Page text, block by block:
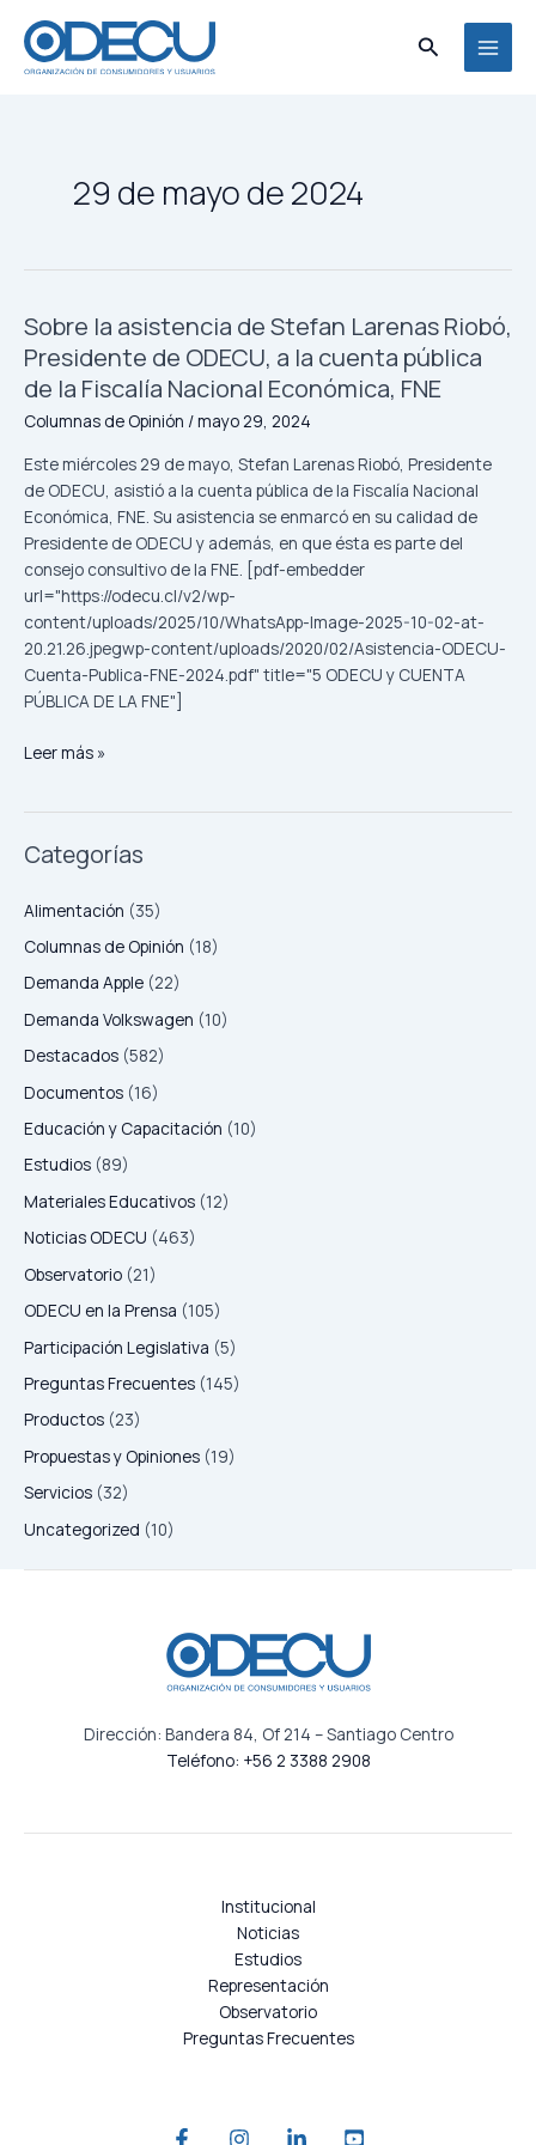
contenido
Buscar
Categorías
Alimentación (35)
Columnas de Opinión (18)
Demanda Apple (22)
Demanda Volkswagen (10)
Destacados (582)
Documentos (16)
Educación y Capacitación (10)
Estudios (89)
Materiales Educativos (12)
Noticias ODECU (463)
Observatorio (21)
ODECU en la Prensa (105)
Participación Legislativa (5)
Preguntas Frecuentes (145)
Productos (23)
Propuestas y Opiniones (19)
Servicios (32)
Uncategorized (10)
29 de mayo de 2024
Sobre la asistencia de Stefan Larenas Riobó,
Presidente de ODECU, a la cuenta pública
de la Fiscalía Nacional Económica, FNE
Columnas de Opinión /mayo 29, 2024
Este miércoles 29 de mayo, Stefan Larenas Riobó, Presidente
de ODECU, asistió a la cuenta pública de la Fiscalía Nacional
Económica, FNE. Su asistencia se enmarcó en su calidad de
Presidente de ODECU y además, en que ésta es parte del
consejo consultivo de la FNE. [pdf-embedder
url="https://odecu.cl/v2/wp-
content/uploads/2025/10/WhatsApp-Image-2025-10-02-at-
20.21.26.jpegwp-content/uploads/2020/02/Asistencia-ODECU-
Cuenta-Publica-FNE-2024.pdf" title="5 ODECU y CUENTA
PÚBLICA DE LA FNE"]
Sobre
la
de
Stefan
Larenas
Riobó,
Presidente
de
ODECU,
cuenta
pública
de
Fiscalía
Leer más »
Dirección: Bandera 84, Of 214 – Santiago Centro
Teléfono: +56 2 3388 2908
Institucional
Noticias
Estudios
Representación
Observatorio
Preguntas Frecuentes